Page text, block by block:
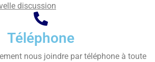
discussion
Téléphone
nous joindre par téléphone à toute